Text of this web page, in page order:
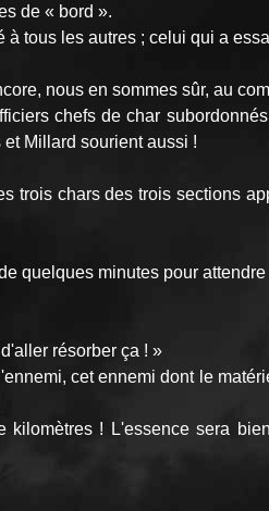
de « bord ».
tous les autres ; celui qui a
nous en sommes sûr, au
chefs de char
Millard sourient aussi !
trois chars des trois sections
quelques minutes pour
résorber ça ! »
cet ennemi dont le
! L'essence sera